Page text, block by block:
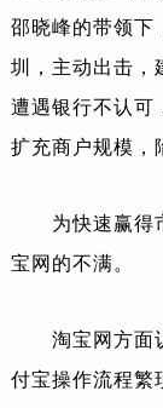
邵晓峰的带领下
圳，主动出击，
遭遇银行不认可
扩充商户规模，
为快速赢得市
宝网的不满。
淘宝网方面认
付宝操作流程繁